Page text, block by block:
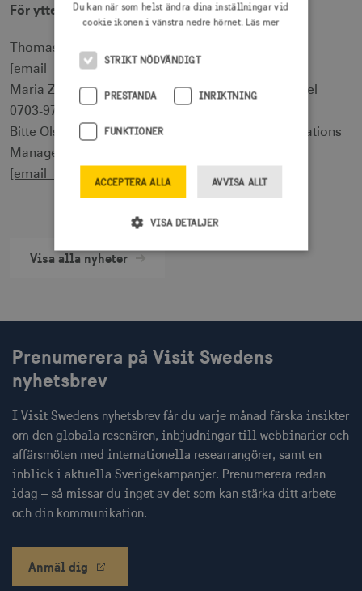
För ytterligare information, vänligen kontakta:
Thomas Brühl, vd VisitSweden, tel 08-789 10 00,
[email protected]
Maria Ziv, Director of Marketing på VisitSweden, tel
0703-97 72 29,
Bitte Olsson, pressansvarig/Corporate Communications
Manager på VisitSweden, tel 0705-25 04 56,
[email protected]
Visa alla nyheter
Prenumerera på Visit Swedens
nyhetsbrev
I Visit Swedens nyhetsbrev får du varje månad färska insikter
om den globala resenären, inbjudningar till webbinarier och
affärsmöten med internationella researrangörer, samt en
inblick i aktuella Sverigekampanjer. Prenumerera redan
idag – så missar du inget av det som kan stärka ditt arbete
och din kommunikation.
Anmäl dig
Du kan när som helst ändra dina inställningar vid
cookie ikonen i vänstra nedre hörnet. Läs mer
STRIKT NÖDVÄNDIGT
PRESTANDA INRIKTNING
FUNKTIONER
ACCEPTERA ALLA AVVISA ALLT
VISA DETALJER
webbplatsfunktioner som användarinloggning
och kontohantering men bidrar även till en
säker webbplats. Webbplatsen kan inte
användas ordentligt utan strikt nödvändiga
Namn
Leverantör / Domän
csrftoken
.visitsweden.com
receive-cookie-
deprecation